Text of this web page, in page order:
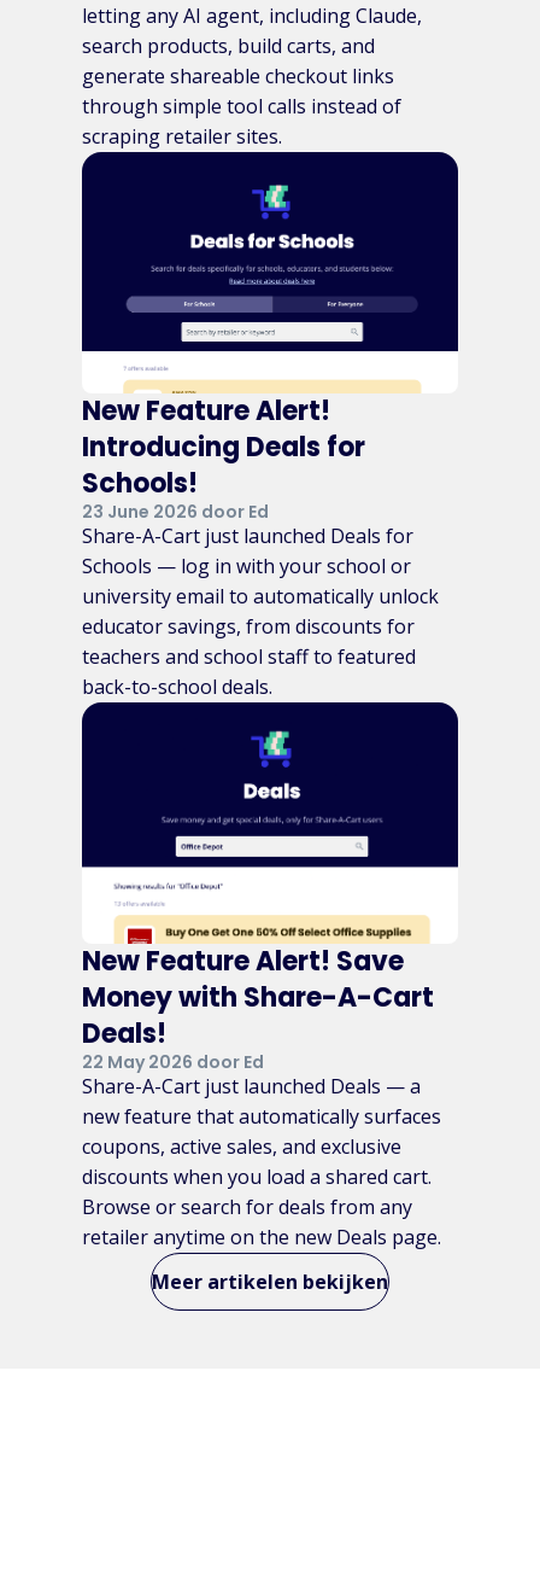
letting any AI agent, including Claude,
search products, build carts, and
generate shareable checkout links
through simple tool calls instead of
scraping retailer sites.
New Feature Alert!
Introducing Deals for
Schools!
23 June 2026 door Ed
Share-A-Cart just launched Deals for
Schools — log in with your school or
university email to automatically unlock
educator savings, from discounts for
teachers and school staff to featured
back-to-school deals.
New Feature Alert! Save
Money with Share-A-Cart
Deals!
22 May 2026 door Ed
Share-A-Cart just launched Deals — a
new feature that automatically surfaces
coupons, active sales, and exclusive
discounts when you load a shared cart.
Browse or search for deals from any
retailer anytime on the new Deals page.
Meer artikelen bekijken